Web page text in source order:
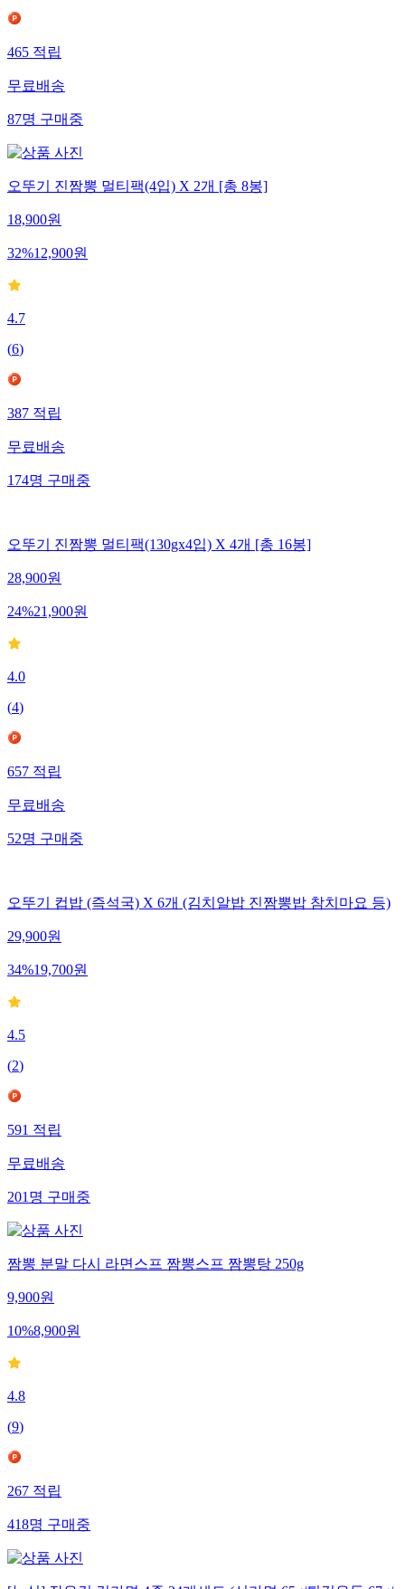
465적립
무료배송
87명구매중
오뚜기 진짬뽕 멀티팩(4입) X 2개 [총 8봉]
18,900원
32%12,900원
4.7
(6)
387적립
무료배송
174명구매중
오뚜기 진짬뽕 멀티팩(130gx4입) X 4개 [총 16봉]
28,900원
24%21,900원
4.0
(4)
657적립
무료배송
52명구매중
오뚜기 컵밥 (즉석국) X 6개 (김치알밥 진짬뽕밥 참치마요 등)
29,900원
34%19,700원
4.5
(2)
591적립
무료배송
201명구매중
짬뽕 분말 다시 라면스프 짬뽕스프 짬뽕탕 250g
9,900원
10%8,900원
4.8
(9)
267적립
418명구매중